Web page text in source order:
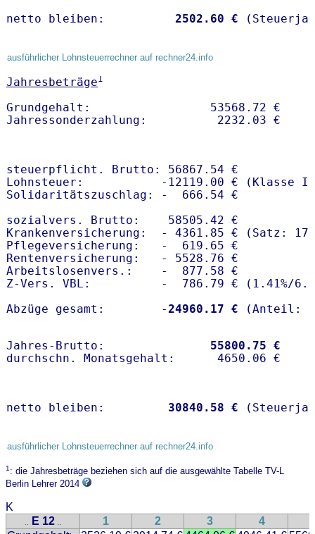
netto bleiben: 2502.60 €
ausführlicher Lohnsteuerrechner auf rechner24.info
Jahresbeträge1
Grundgehalt:                 53568.72 €
steuerpflicht. Brutto: 56867.54 €
Lohnsteuer:           -12119.00 € (Klasse I)
Solidaritätszuschlag: -  666.54 €
sozialvers. Brutto:    58505.42 €
Krankenversicherung:  - 4361.85 € (Satz:
Pflegeversicherung:   -  619.65 €
Rentenversicherung:   - 5528.76 €
Arbeitslosenvers.:    -  877.58 €
Z-Vers. VBL:          -  786.79 € ( 1.41%/
Abzüge gesamt:        -24960.17 €
Jahres-Brutto: 55800.75 €
netto bleiben: 30840.58 €
ausführlicher Lohnsteuerrechner auf rechner24.info
1: die Jahresbeträge beziehen sich auf die ausgewählte Tabelle TV-L
Berlin Lehrer 2014
K
.. E 12 .. 1 2 3 4